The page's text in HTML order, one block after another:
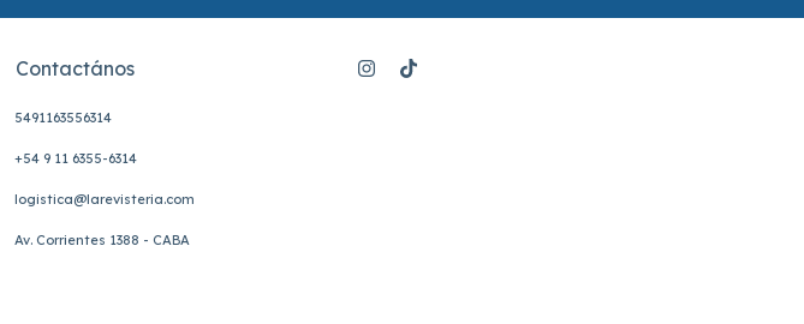
Contactános
5491163556314
+54 9 11 6355-6314
logistica@larevisteria.com
Av. Corrientes 1388 - CABA